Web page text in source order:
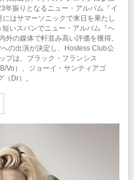
年振りとなるニュー・アルバム『イ
はサマーソニックで来日を果たし
いスパンでニュー・アルバム『ヘ
外の媒体で軒並み高い評価を獲得。
の出演が決定し、Hostess Club公
プは、ブラック・フランシス
Vo）、ジョーイ・サンティアゴ
（Dr）。